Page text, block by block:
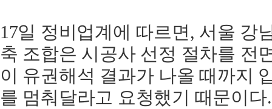
17일 정비업계에 따르면, 서울 강
축 조합은 시공사 선정 절차를 전
이 유권해석 결과가 나올 때까지
를 멈춰달라고 요청했기 때문이다.